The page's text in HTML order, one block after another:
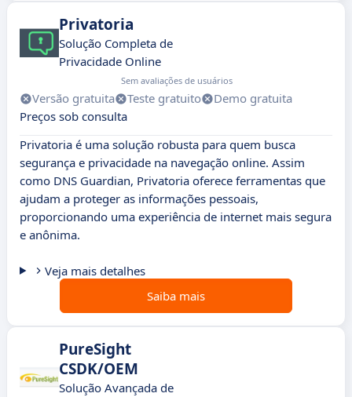
Privatoria
Solução Completa de
Privacidade Online
Sem avaliações de usuários
Versão gratuita Teste gratuito
Demo gratuita
Preços sob consulta
Privatoria é uma solução robusta para quem busca
segurança e privacidade na navegação online. Assim
como DNS Guardian, Privatoria oferece ferramentas que
ajudam a proteger as informações pessoais,
proporcionando uma experiência de internet mais segura
e anônima.
Veja mais detalhes
Saiba mais
PureSight
CSDK/OEM
Solução Avançada de